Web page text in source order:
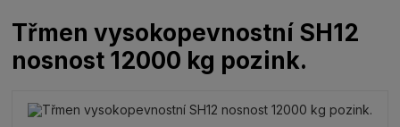
Třmen vysokopevnostní SH12
nosnost 12000 kg pozink.